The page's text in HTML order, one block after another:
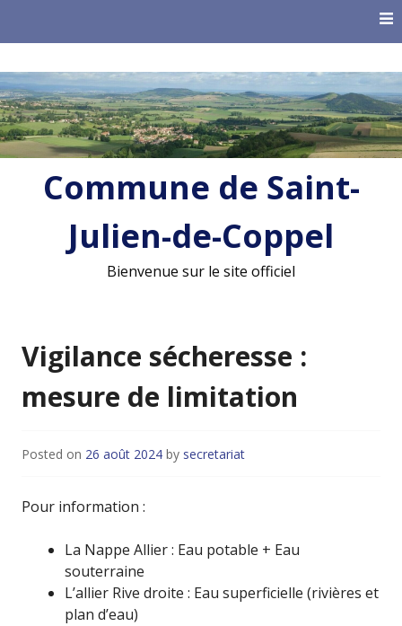
Commune de Saint-
Julien-de-Coppel
Bienvenue sur le site officiel
Vigilance sécheresse :
mesure de limitation
Posted on 26 août 2024 by secretariat
Pour information :
La Nappe Allier : Eau potable + Eau
souterraine
L’allier Rive droite : Eau superficielle (rivières et
plan d’eau)